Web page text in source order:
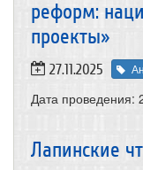
реформ:
проекты»
27.11.2025
Дата проведения:
Лапинские